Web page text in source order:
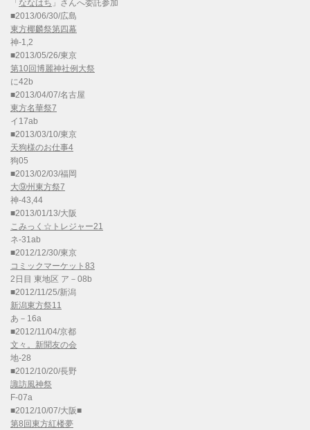
「 ななはち 」さんへ委託参加
■2013/06/30/広島
東方椰麟祭第四幕
神-1,2
■2013/05/26/東京
第10回博麗神社例大祭
に42b
■2013/04/07/名古屋
東方名華祭7
イ17ab
■2013/03/10/東京
天狗様のお仕事4
狗05
■2013/02/03/福岡
大⑨州東方祭7
神-43,44
■2013/01/13/大阪
こみっく☆トレジャー21
ネ-31ab
■2012/12/30/東京
コミックマーケット83
2日目 東地区 ア－08b
■2012/11/25/新潟
新潟東方祭11
あ－16a
■2012/11/04/京都
文々。新聞友の会
地-28
■2012/10/20/長野
諏訪風神祭
F-07a
■2012/10/07/大阪■
第8回東方紅楼夢